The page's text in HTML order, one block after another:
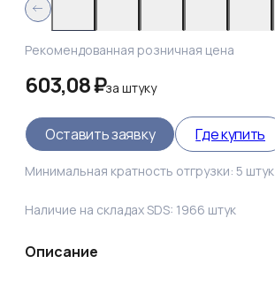
Рекомендованная розничная цена
603,08 ₽заштуку
Оставить заявку Где купить
Минимальная кратность отгрузки: 5 штук
Наличие на складах SDS: 1966 штук
Описание